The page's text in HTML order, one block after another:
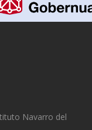
Navarro del